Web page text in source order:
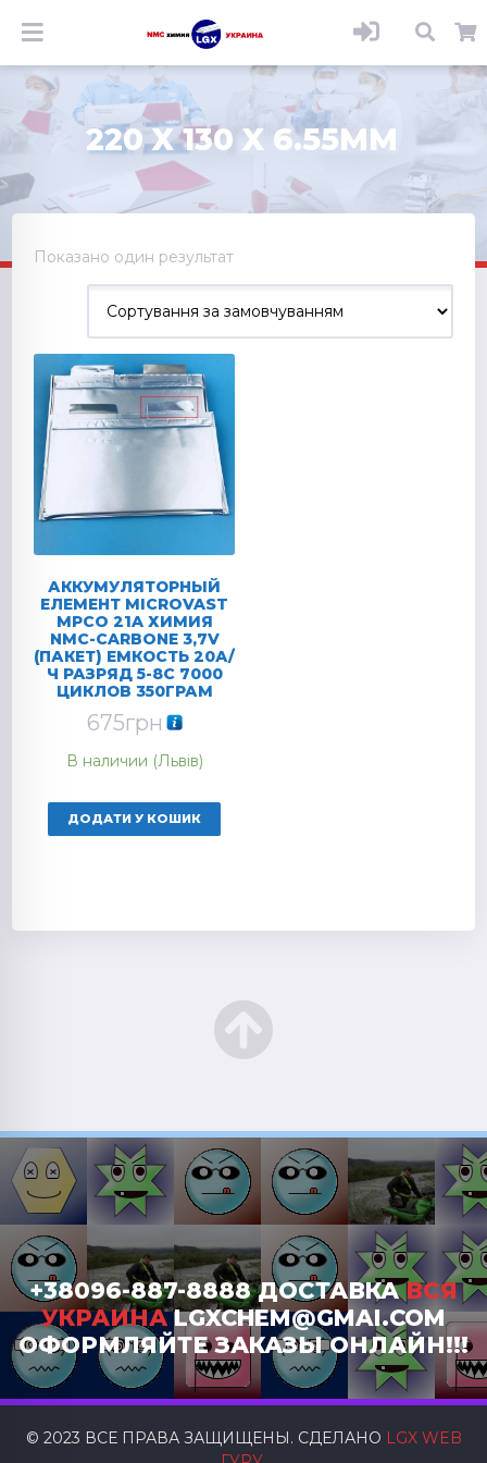
220 X 130 X 6.55MM
Показано один результат
АККУМУЛЯТОРНЫЙ
ЕЛЕМЕНТ MICROVAST
MPCO 21A ХИМИЯ
NMC-CARBONE 3,7V
(ПАКЕТ) ЕМКОСТЬ 20А/
Ч РАЗРЯД 5-8C 7000
ЦИКЛОВ 350ГРАМ
675грн
В наличии (Львів)
ДОДАТИ У КОШИК
+38096-887-8888 ДОСТАВКАВСЯ
УКРАИНАLGXCHEM@GMAI.COM
ОФОРМЛЯЙТЕ ЗАКАЗЫ ОНЛАЙН!!!
© 2023 ВСЕ ПРАВА ЗАЩИЩЕНЫ. СДЕЛАНО LGX WEB